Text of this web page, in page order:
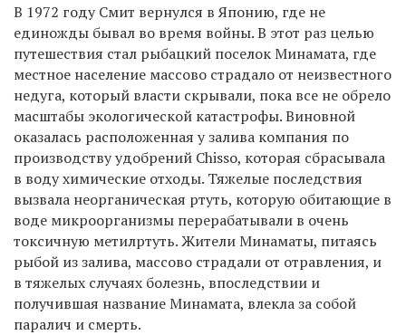
В 1972 году Смит вернулся в Японию, где не
единожды бывал во время войны. В этот раз целью
путешествия стал рыбацкий поселок Минамата, где
местное население массово страдало от неизвестного
недуга, который власти скрывали, пока все не обрело
масштабы экологической катастрофы. Виновной
оказалась расположенная у залива компания по
производству удобрений Chisso, которая сбрасывала
в воду химические отходы. Тяжелые последствия
вызвала неорганическая ртуть, которую обитающие в
воде микроорганизмы перерабатывали в очень
токсичную метилртуть. Жители Минаматы, питаясь
рыбой из залива, массово страдали от отравления, и
в тяжелых случаях болезнь, впоследствии и
получившая название Минамата, влекла за собой
паралич и смерть.